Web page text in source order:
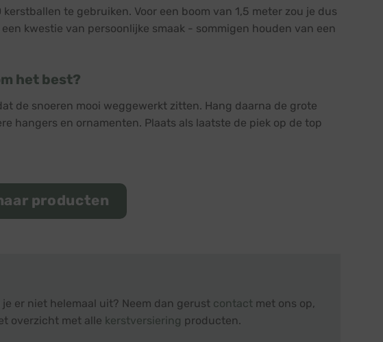
te gebruiken. Voor een boom van 1,5 meter zou je dus
kwestie van persoonlijke smaak - sommigen houden van een
het best?
de snoeren mooi weggewerkt zitten. Hang daarna de grote
hangers en ornamenten. Plaats als laatste de piek op de top
producten
er niet helemaal uit? Neem dan gerust contactmet ons op,
overzicht met alle kerstversiering producten.